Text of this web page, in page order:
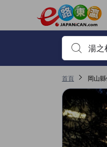
輸入住宿名
首頁 岡山
JAPANiCAN的每一篇住宿評鑑都
服務得分3.9分（滿分5），且在美作
無障礙設施及服務得分3.9分（滿分5
客房舒適度得分3.8分（滿分5），且
位置得分3.7分（滿分5），且在美作